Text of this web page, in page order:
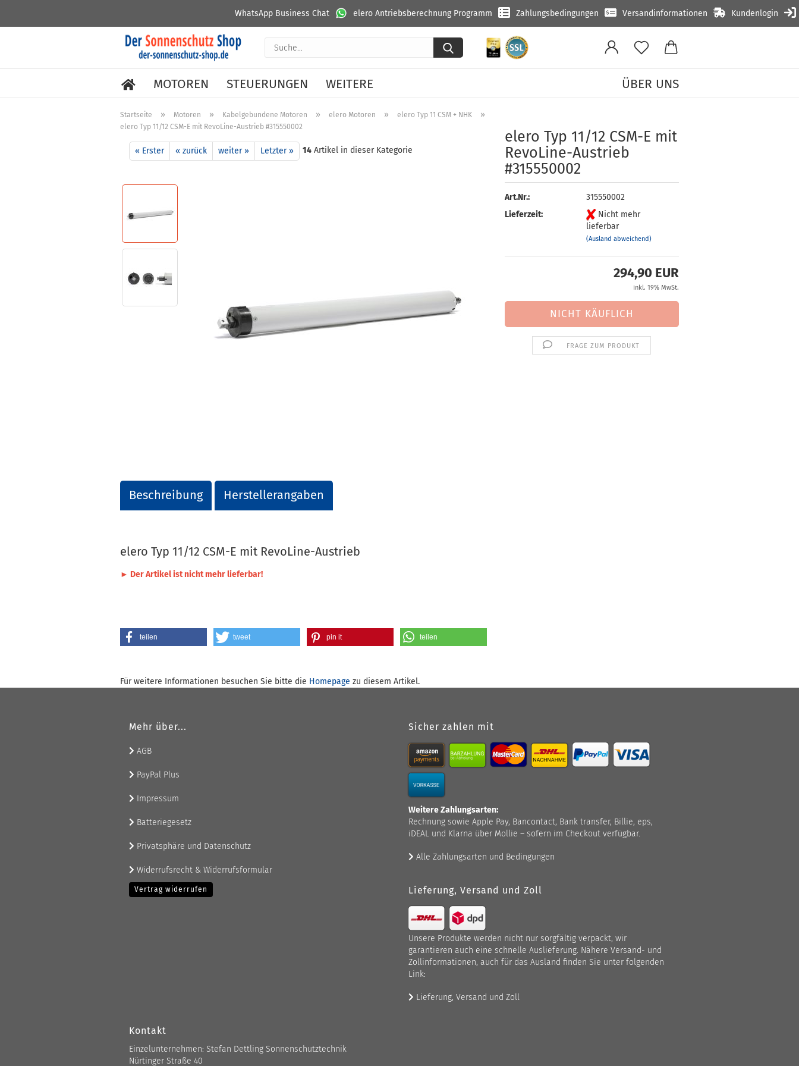
Kundenlogin
Versandinformationen
Zahlungsbedingungen
elero Antriebsberechnung Programm
WhatsApp Business Chat
Suche...
MOTOREN STEUERUNGEN ÜBER UNS
WEITERE
Startseite » Motoren » Kabelgebundene Motoren » elero Motoren » elero Typ 11 CSM + NHK »
elero Typ 11/12 CSM-E mit RevoLine-Austrieb #315550002
« Erster « zurück weiter » Letzter » 14 Artikel in dieser Kategorie
elero Typ 11/12 CSM-E mit
RevoLine-​Austrieb
#315550002
Art.Nr.:
315550002
Lieferzeit:
Nicht mehr
lieferbar
(Ausland abweichend)
294,90 EUR
inkl. 19% MwSt.
FRAGE ZUM PRODUKT
Beschreibung Herstellerangaben
elero Typ 11/12 CSM-E mit RevoLine-Austrieb
► Der Artikel ist nicht mehr lieferbar!
teilen tweet pin it teilen
Für weitere Informationen besuchen Sie bitte die Homepage zu diesem Artikel.
Mehr über...
AGB
PayPal Plus
Impressum
Batteriegesetz
Privatsphäre und Datenschutz
Widerrufsrecht & Widerrufsformular
Vertrag widerrufen
Sicher zahlen mit
Weitere Zahlungsarten:
Rechnung sowie Apple Pay, Bancontact, Bank transfer, Billie, eps,
iDEAL und Klarna über Mollie – sofern im Checkout verfügbar.
Alle Zahlungsarten und Bedingungen
Lieferung, Versand und Zoll
Unsere Produkte werden nicht nur sorgfältig verpackt, wir
garantieren auch eine schnelle Auslieferung. Nähere Versand- und
Zollinformationen, auch für das Ausland finden Sie unter folgenden
Link:
Lieferung, Versand und Zoll
Kontakt
Einzelunternehmen: Stefan Dettling Sonnenschutztechnik
Nürtinger Straße 40